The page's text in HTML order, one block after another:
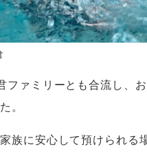
ファミリーとも合流し、
。
族に安心して預けられる